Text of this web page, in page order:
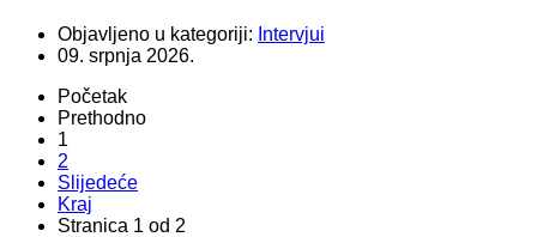
Objavljeno u kategoriji: Intervjui
09. srpnja 2026.
Početak
Prethodno
1
2
Slijedeće
Kraj
Stranica 1 od 2